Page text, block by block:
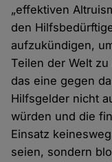
„effektiven
den
aufzukündigen,
Teilen der Welt
das eine gegen
Hilfsgelder nicht
würden und die
Einsatz
seien, sondern